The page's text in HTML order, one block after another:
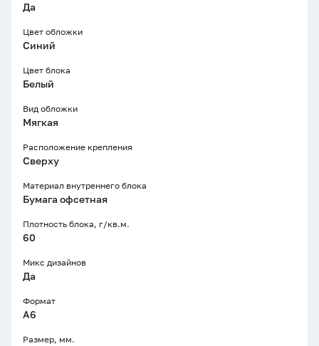
Да
Цвет обложки
Синий
Цвет блока
Белый
Вид обложки
Мягкая
Расположение крепления
Сверху
Материал внутреннего блока
Бумага офсетная
Плотность блока, г/кв.м.
60
Микс дизайнов
Да
Формат
A6
Размер, мм.